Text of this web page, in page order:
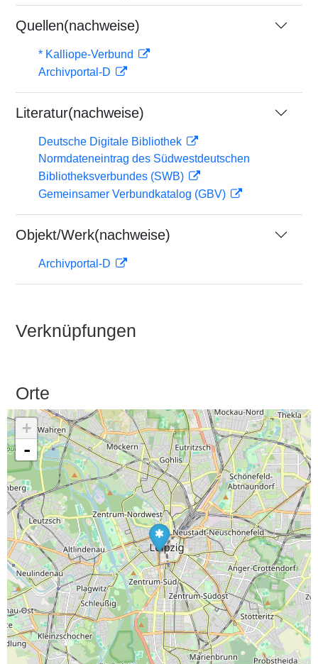
Quellen(nachweise)
* Kalliope-Verbund
Archivportal-D
Literatur(nachweise)
Deutsche Digitale Bibliothek
Normdateneintrag des Südwestdeutschen
Bibliotheksverbundes (SWB)
Gemeinsamer Verbundkatalog (GBV)
Objekt/Werk(nachweise)
Archivportal-D
Verknüpfungen
Orte
+
-